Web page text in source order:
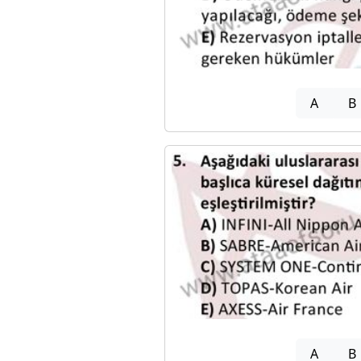
A B
A B